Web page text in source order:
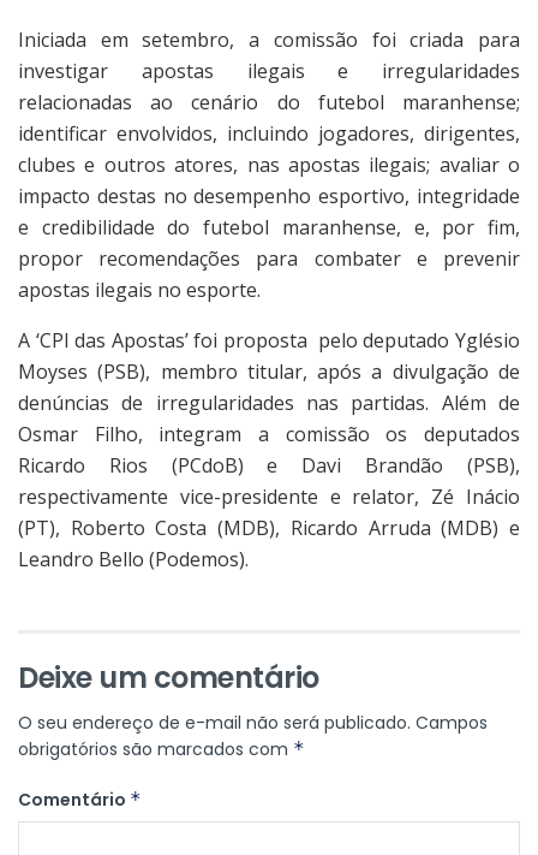
Iniciada em setembro, a comissão foi criada para
investigar apostas ilegais e irregularidades
relacionadas ao cenário do futebol maranhense;
identificar envolvidos, incluindo jogadores, dirigentes,
clubes e outros atores, nas apostas ilegais; avaliar o
impacto destas no desempenho esportivo, integridade
e credibilidade do futebol maranhense, e, por fim,
propor recomendações para combater e prevenir
apostas ilegais no esporte.
A ‘CPI das Apostas’ foi proposta pelo deputado Yglésio
Moyses (PSB), membro titular, após a divulgação de
denúncias de irregularidades nas partidas. Além de
Osmar Filho, integram a comissão os deputados
Ricardo Rios (PCdoB) e Davi Brandão (PSB),
respectivamente vice-presidente e relator, Zé Inácio
(PT), Roberto Costa (MDB), Ricardo Arruda (MDB) e
Leandro Bello (Podemos).
Deixe um comentário
O seu endereço de e-mail não será publicado. Campos
obrigatórios são marcados com *
Comentário *